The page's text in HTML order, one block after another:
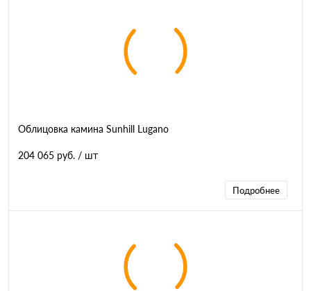
Облицовка камина Sunhill Lugano
204 065 руб. / шт
Подробнее